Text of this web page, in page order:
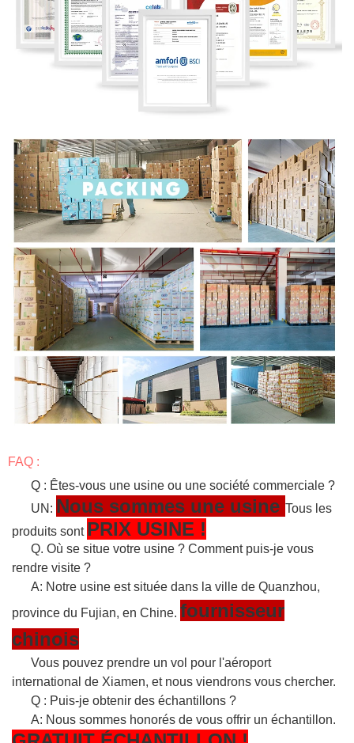
FAQ :
Q : Êtes-vous une usine ou une société commerciale ?
UN: Nous sommes une usine Tous les
produits sont PRIX USINE !
Q. Où se situe votre usine ? Comment puis-je vous
rendre visite ?
A: Notre usine est située dans la ville de Quanzhou,
province du Fujian, en Chine. fournisseur
chinois
Vous pouvez prendre un vol pour l'aéroport
international de Xiamen, et nous viendrons vous chercher.
Q : Puis-je obtenir des échantillons ?
A: Nous sommes honorés de vous offrir un échantillon.